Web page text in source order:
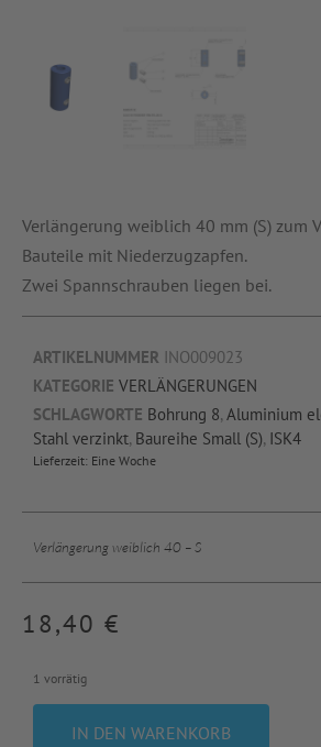
Verlängerung weiblich 40 mm (S) zum
Bauteile mit Niederzugzapfen.
Zwei Spannschrauben liegen bei.
ARTIKELNUMMER INO009023
KATEGORIE VERLÄNGERUNGEN
SCHLAGWORTE Bohrung 8,Aluminium
Stahl verzinkt, Baureihe Small (S), ISK4
Lieferzeit: Eine Woche
Verlängerung weiblich 40 – S
18,40 €
1 vorrätig
IN DEN WARENKORB